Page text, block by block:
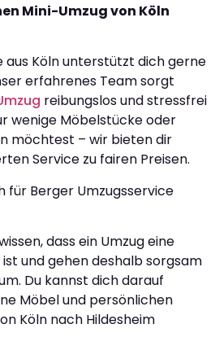
Mini-Umzug von Köln
aus Köln unterstützt dich gerne
erfahrenes Team sorgt
reibungslos und stressfrei
wenige Möbelstücke oder
möchtest – wir bieten dir
Service zu fairen Preisen.
für Berger Umzugsservice
dass ein Umzug eine
und gehen deshalb sorgsam
Du kannst dich darauf
Möbel und persönlichen
Köln nach Hildesheim